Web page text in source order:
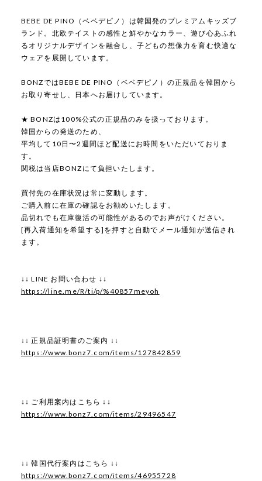
BEBE DE PINO（ベベデピノ）は韓国発のプレミアムキッズブ
ランド。北欧テイストの感性と鮮やかなカラー、遊び心あふれ
るオリジナルデザインを融合し、子どもの想像力を育む快適な
ウェアを展開しています。
BONZではBEBE DE PINO（ベベデピノ）の正規品を韓国から
お取り寄せし、日本へお届けしています。
★ BONZは100%公式の正規品のみを扱っております。
韓国からの発送のため、
平均して10日〜2週間ほど配送にお時間をいただいておりま
す。
関税は当店BONZにて負担いたします。
買付先の在庫状況は常に変動します。
ご購入前に在庫の確認をお勧めいたします。
品切れでも在庫復活の可能性があるのでお声がけください。
[再入荷通知を希望する]を押すと自動でメール通知が送信され
ます。
↓↓ LINE お問い合わせ ↓↓
https://line.me/R/ti/p/%40857meyoh
↓↓ 正規品証明書のご案内 ↓↓
https://www.bonz7.com/items/127842859
↓↓ ご利用案内はこちら ↓↓
https://www.bonz7.com/items/29496547
↓↓ 韓国代行案内はこちら ↓↓
https://www.bonz7.com/items/46955728